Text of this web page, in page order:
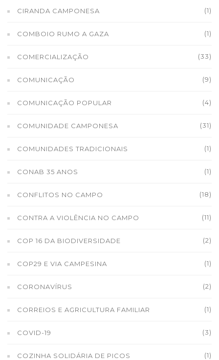
CIRANDA CAMPONESA (1)
COMBOIO RUMO A GAZA (1)
COMERCIALIZAÇÃO (33)
COMUNICAÇÃO (9)
COMUNICAÇÃO POPULAR (4)
COMUNIDADE CAMPONESA (31)
COMUNIDADES TRADICIONAIS (1)
CONAB 35 ANOS (1)
CONFLITOS NO CAMPO (18)
CONTRA A VIOLÊNCIA NO CAMPO (11)
COP 16 DA BIODIVERSIDADE (2)
COP29 E VIA CAMPESINA (1)
CORONAVÍRUS (2)
CORREIOS E AGRICULTURA FAMILIAR (1)
COVID-19 (3)
COZINHA SOLIDÁRIA DE PICOS (1)